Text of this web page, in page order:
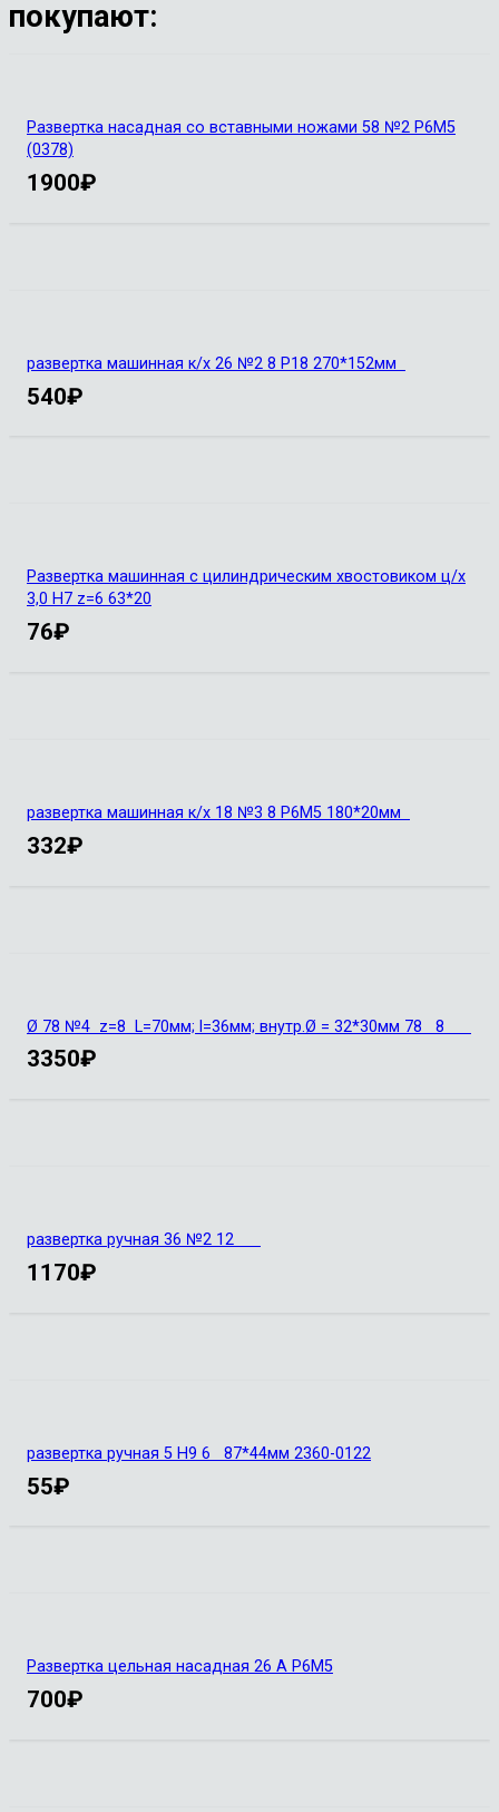
покупают:
Развертка насадная со вставными ножами 58 №2 Р6М5
(0378)
1900₽
развертка машинная к/х 26 №2 8 Р18 270*152мм
540₽
Развертка машинная с цилиндрическим хвостовиком ц/х
3,0 Н7 z=6 63*20
76₽
развертка машинная к/х 18 №3 8 Р6М5 180*20мм
332₽
Ø 78 №4 z=8 L=70мм; l=36мм; внутр.Ø = 32*30мм 78 8
3350₽
развертка ручная 36 №2 12
1170₽
развертка ручная 5 Н9 6 87*44мм 2360-0122
55₽
Развертка цельная насадная 26 А Р6М5
700₽